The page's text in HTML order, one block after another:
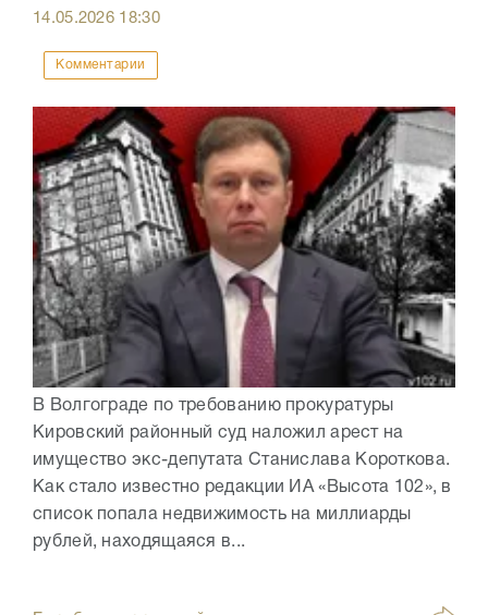
14.05.2026 18:30
Комментарии
В Волгограде по требованию прокуратуры
Кировский районный суд наложил арест на
имущество экс-депутата Станислава Короткова.
Как стало известно редакции ИА «Высота 102», в
список попала недвижимость на миллиарды
рублей, находящаяся в...